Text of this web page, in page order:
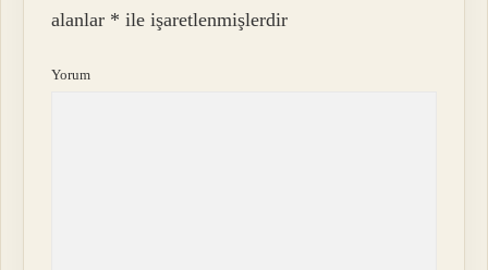
alanlar * ile işaretlenmişlerdir
Yorum